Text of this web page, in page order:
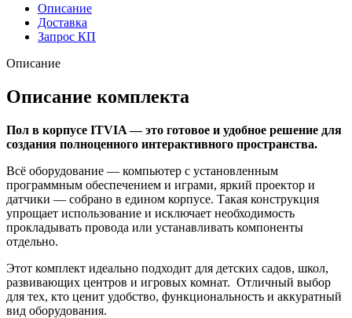
Описание
Доставка
Запрос КП
Описание
Описание комплекта
Пол в корпусе ITVIA — это готовое и удобное решение для
создания полноценного интерактивного пространства.
Всё оборудование — компьютер с установленным
программным обеспечением и играми, яркий проектор и
датчики — собрано в едином корпусе. Такая конструкция
упрощает использование и исключает необходимость
прокладывать провода или устанавливать компоненты
отдельно.
Этот комплект идеально подходит для детских садов, школ,
развивающих центров и игровых комнат. Отличный выбор
для тех, кто ценит удобство, функциональность и аккуратный
вид оборудования.